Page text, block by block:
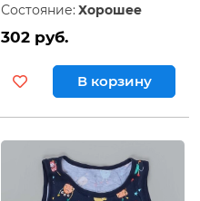
Состояние: Хорошее
302 руб.
В корзину